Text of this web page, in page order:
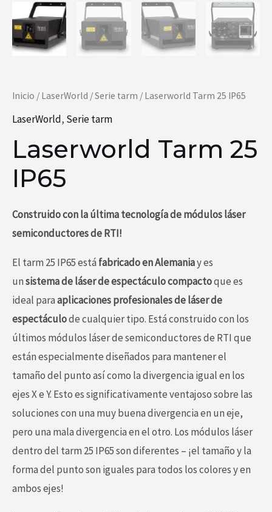
Inicio / LaserWorld /Serie tarm / Laserworld Tarm 25 IP65
LaserWorld, Serie tarm
Laserworld Tarm 25
IP65
Construido con la última tecnología de módulos láser
semiconductores de RTI!
El tarm 25 IP65 está fabricado en Alemaniay es
unsistema de láser de espectáculo compactoque es
ideal paraaplicaciones profesionales de láser de
espectáculode cualquier tipo. Está construido con los
últimos módulos láser de semiconductores de RTI que
están especialmente diseñados para mantener el
tamaño del punto así como la divergencia igual en los
ejes X e Y. Esto es significativamente ventajoso sobre las
soluciones con una muy buena divergencia en un eje,
pero una mala divergencia en el otro. Los módulos láser
dentro del tarm 25 IP65 son diferentes – ¡el tamaño y la
forma del punto son iguales para todos los colores y en
ambos ejes!